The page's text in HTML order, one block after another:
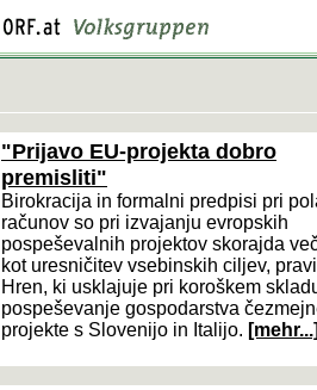
"Prijavo EU-projekta dobro
premisliti"
Birokracija in formalni predpisi pri
računov so pri izvajanju evropskih
pospeševalnih projektov skorajda
kot uresničitev vsebinskih ciljev,
Hren, ki usklajuje pri koroškem
pospeševanje gospodarstva
projekte s Slovenijo in Italijo.